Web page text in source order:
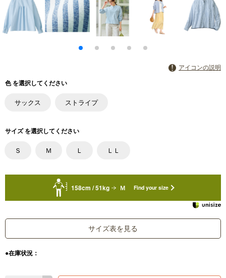
アイコンの説明
色 を選択してください
サックス ストライプ
サイズ を選択してください
Ｓ Ｍ Ｌ ＬＬ
158cm / 51kg Ｍ Find your size
サイズ表を見る
●在庫状況：